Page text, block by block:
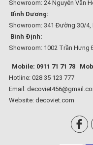
Showroom: 24 Nguyễn Văn
Bình Dương:
Showroom: 341 Đường 30/4,
Bình Định:
Showroom: 1002 Trần Hưng
Mobile: 0911 71 71 78
Hotline: 028 35 123 777
Email:
Website: decoviet.com